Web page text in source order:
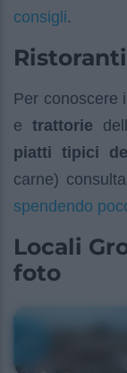
consigli.
Per conoscere
e trattorie
piatti tipici
carne) consulta
spendendo
Locali
foto